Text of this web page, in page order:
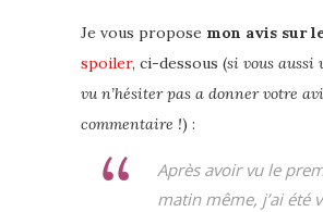
Je vous propose mon avis sur
spoiler, ci-dessous (si vous aussi
vu n’hésiter pas a donner votre
commentaire !) :
Après avoir vu le
matin même, j’ai été